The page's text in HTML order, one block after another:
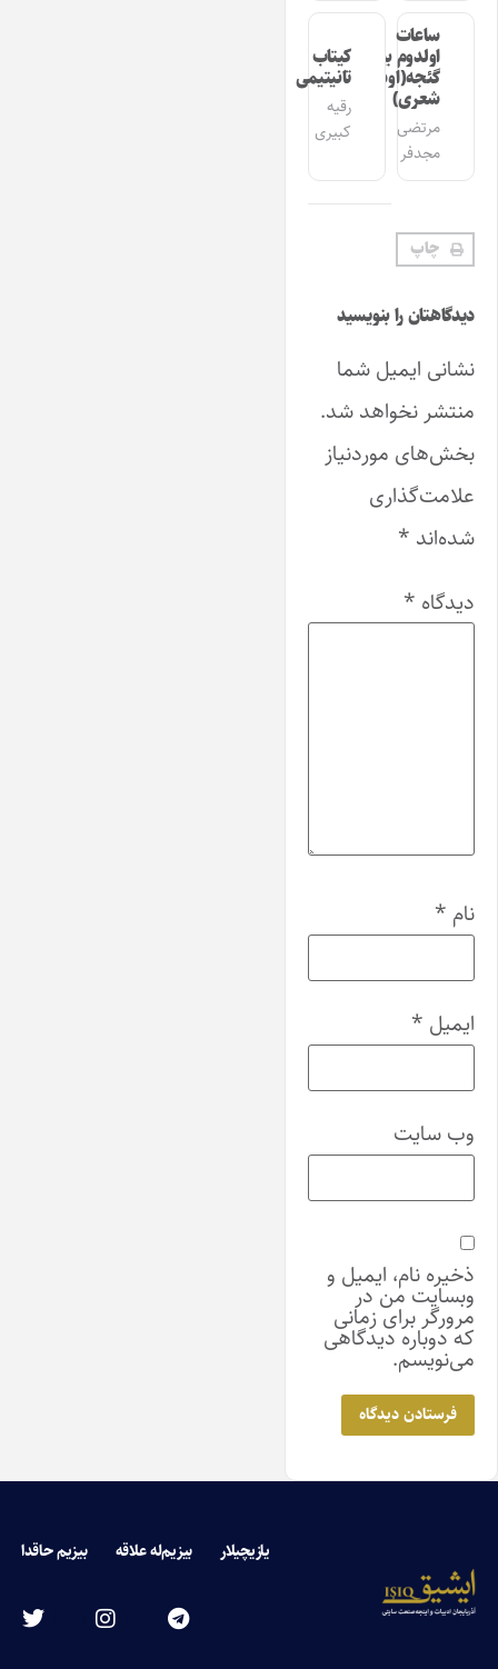
ساعات
اولدوم بیر
گئجه(اوشاق
شعری)
مرتضی
مجدفر
کیتاب
تانیتیمی
رقیه
کبیری
چاپ
دیدگاهتان را بنویسید
نشانی ایمیل شما
منتشر نخواهد شد.
بخش‌های موردنیاز
علامت‌گذاری
شده‌اند *
دیدگاه *
نام *
ایمیل *
وب‌ سایت
ذخیره نام، ایمیل و
وبسایت من در
مرورگر برای زمانی
که دوباره دیدگاهی
می‌نویسم.
یازیچیلار بیزیم‌له علاقه بیزیم حاقدا